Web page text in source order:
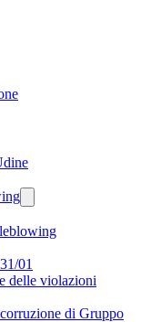
01
delle violazioni
di Gruppo